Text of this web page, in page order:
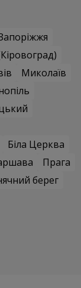
Миколаїв
Біла Церква
Прага
берег